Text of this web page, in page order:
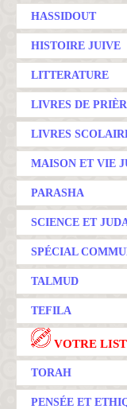
HASSIDOUT
HISTOIRE JUIVE
LITTERATURE
LIVRES DE
LIVRES
MAISON ET VIE
PARASHA
SCIENCE ET
SPÉCIAL
TALMUD
TEFILA
VOTRE
TORAH
PENSÉE ET